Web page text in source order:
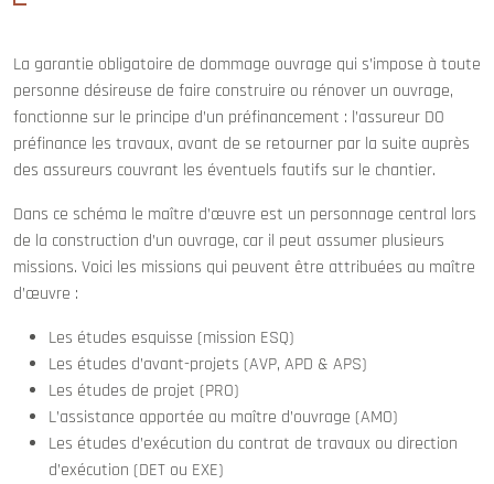
La garantie obligatoire de dommage ouvrage qui s’impose à toute
personne désireuse de faire construire ou rénover un ouvrage,
fonctionne sur le principe d’un préfinancement : l’assureur DO
préfinance les travaux, avant de se retourner par la suite auprès
des assureurs couvrant les éventuels fautifs sur le chantier.
Dans ce schéma le maître d’œuvre est un personnage central lors
de la construction d’un ouvrage, car il peut assumer plusieurs
missions. Voici les missions qui peuvent être attribuées au maître
d’œuvre :
Les études esquisse (mission ESQ)
Les études d’avant-projets (AVP, APD & APS)
Les études de projet (PRO)
L’assistance apportée au maître d’ouvrage (AMO)
Les études d’exécution du contrat de travaux ou direction
d’exécution (DET ou EXE)